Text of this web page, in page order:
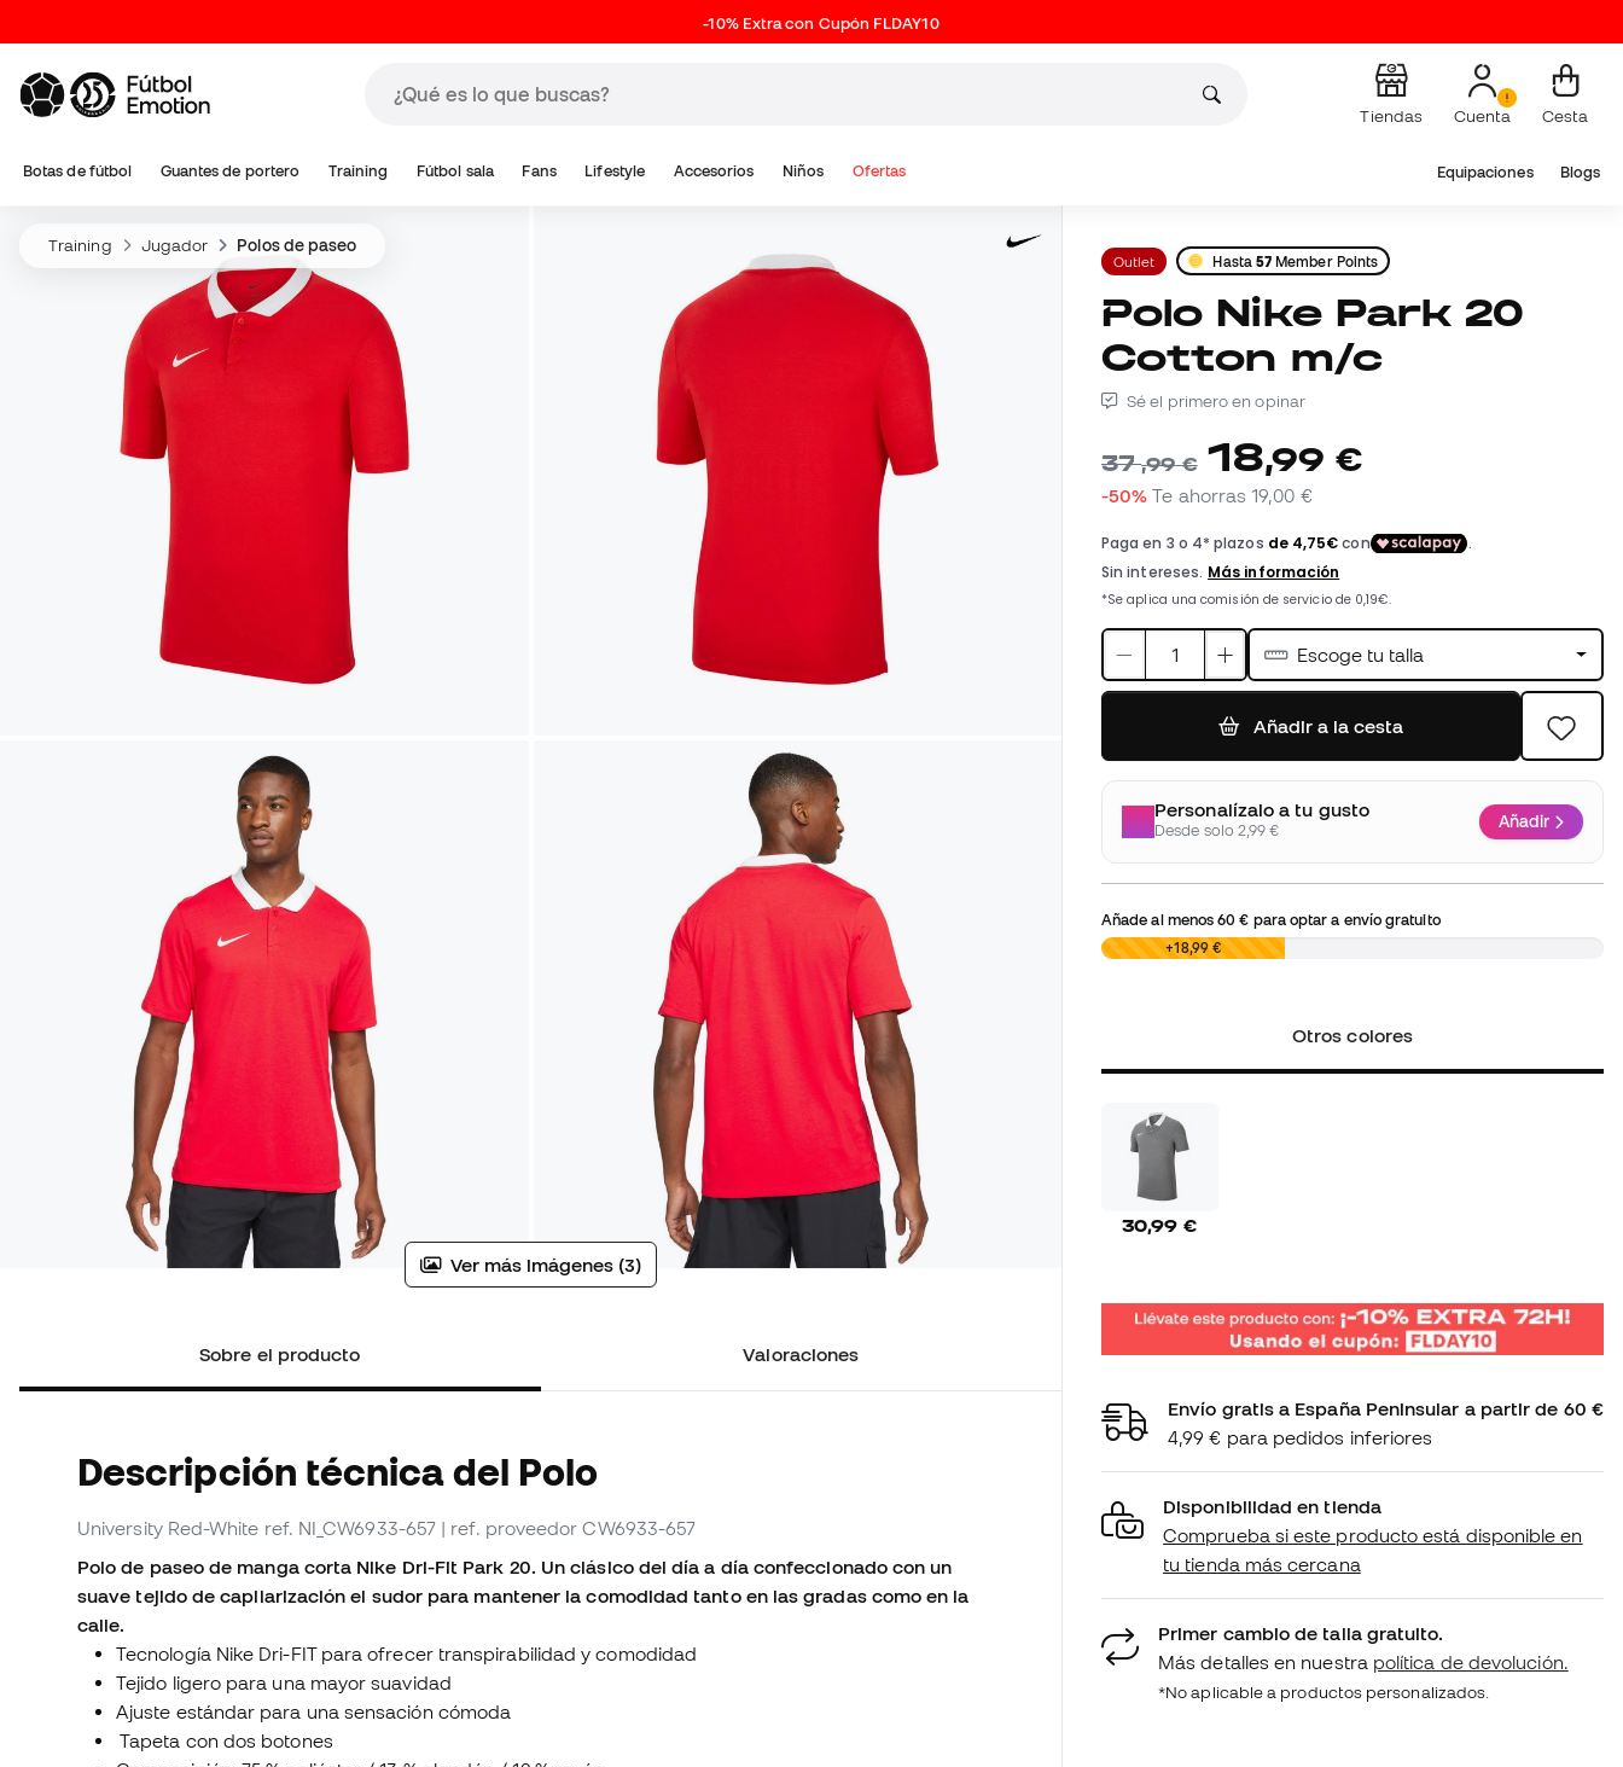
-10% Extra con Cupón FLDAY10
Tiendas Cuenta Cesta
Botas de fútbol Guantes de portero Training Fútbol sala Fans Lifestyle Accesorios Niños Ofertas Equipaciones Blogs
Training Jugador Polos de paseo
Ver más imágenes (3)
Sobre el producto Valoraciones
Descripción técnica del Polo
University Red-White ref. NI_CW6933-657 | ref. proveedor CW6933-657
Polo de paseo de manga corta Nike Dri-Fit Park 20. Un clásico del día a día confeccionado con un
suave tejido de capilarización el sudor para mantener la comodidad tanto en las gradas como en la
calle.
Tecnología Nike Dri-FIT para ofrecer transpirabilidad y comodidad
Tejido ligero para una mayor suavidad
Ajuste estándar para una sensación cómoda
Tapeta con dos botones
Outlet Hasta 57 Member Points
Polo Nike Park 20
Cotton m/c
Sé el primero en opinar
37,99 € 18,99 €
-50% Te ahorras19,00 €
Escoge tu talla
Añadir a la cesta
Personalízalo a tu gusto
Desde solo 2,99 € Añadir
Añade al menos60 € para optar a envío gratuito
0,00 € +18,99 €
Otros colores
30,99 €
Envío gratis a España Peninsular a partir de 60 €
4,99 € para pedidos inferiores
Disponibilidad en tienda
Comprueba si este producto está disponible en
tu tienda más cercana
Primer cambio de talla gratuito.
Más detalles en nuestra política de devolución.
*No aplicable a productos personalizados.